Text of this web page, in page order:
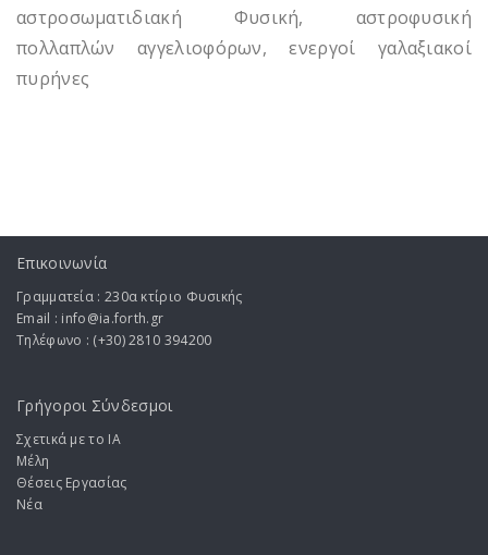
αστροσωματιδιακή Φυσική, αστροφυσική
πολλαπλών αγγελιοφόρων, ενεργοί γαλαξιακοί
πυρήνες
Επικοινωνία
Γραμματεία : 230α κτίριο Φυσικής
Email : info@ia.forth.gr
Τηλέφωνο : (+30) 2810 394200
Γρήγοροι Σύνδεσμοι
Σχετικά με το ΙA
Μέλη
Θέσεις Εργασίας
Νέα